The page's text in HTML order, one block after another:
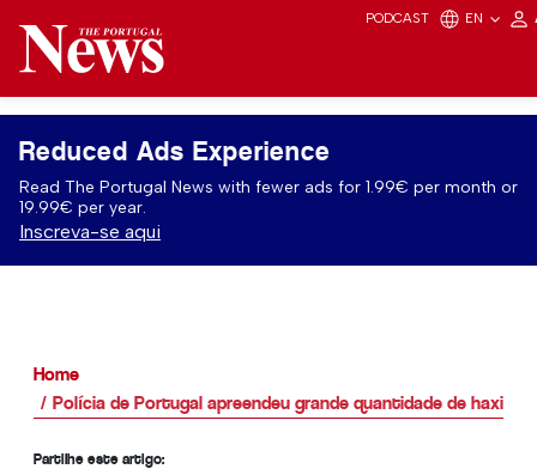
PODCAST EN
Reduced Ads Experience
Read The Portugal News with fewer ads for 1.99€ per month or
19.99€ per year.
Inscreva-se aqui
Home
Polícia de Portugal apreendeu grande quantidade de haxixe
Partilhe este artigo: